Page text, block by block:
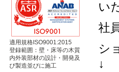
適用規格ISO9001:2015
登録範囲：壁・床等の木質
内外装部材の設計・開発及
び製造並びに施工
い
社
シ